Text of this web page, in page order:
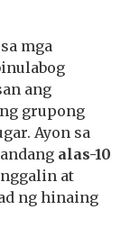
mga
ang
ng grupong
Ayon sa
alas-10
at
ng hinaing